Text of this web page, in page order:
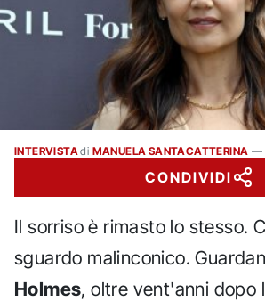
INTERVISTAdi MANUELA SANTACATTERINA —
CONDIVIDI
Il sorriso è rimasto lo stesso.
sguardo malinconico.
Holmes, oltre vent'anni dopo